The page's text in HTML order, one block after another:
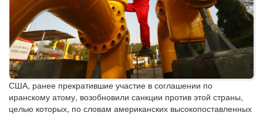
США, ранее прекратившие участие в соглашении по
иранскому атому, возобновили санкции против этой страны,
целью которых, по словам американских высокопоставленных